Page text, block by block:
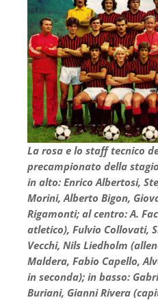
La rosa e lo staff tecnico
precampionato della
in alto: Enrico Albertosi,
Morini, Alberto Bigon,
Rigamonti; al centro: A.
atletico), Fulvio Collovati,
Vecchi, Nils Liedholm
Maldera, Fabio Capello,
in seconda); in basso:
Buriani, Gianni Rivera